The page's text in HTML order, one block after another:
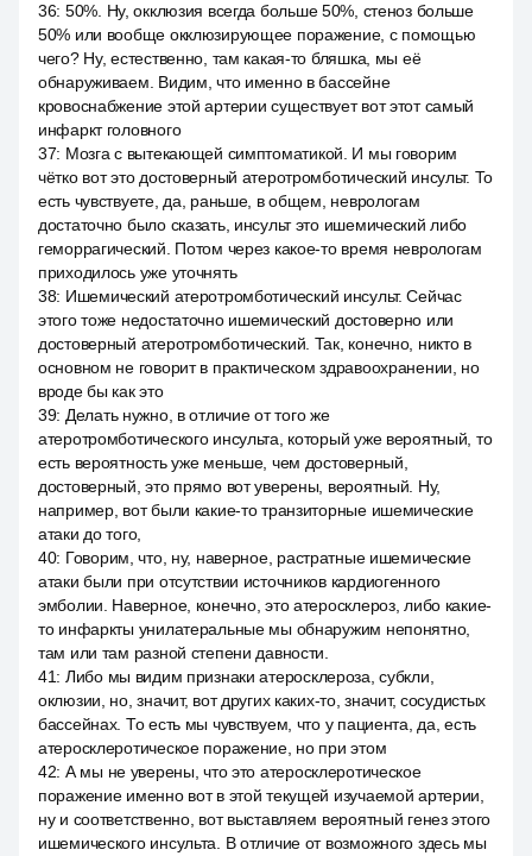
36: 50%. Ну, окклюзия всегда больше 50%, стеноз больше
50% или вообще окклюзирующее поражение, с помощью
чего? Ну, естественно, там какая-то бляшка, мы её
обнаруживаем. Видим, что именно в бассейне
кровоснабжение этой артерии существует вот этот самый
инфаркт головного
37: Мозга с вытекающей симптоматикой. И мы говорим
чётко вот это достоверный атеротромботический инсульт. То
есть чувствуете, да, раньше, в общем, неврологам
достаточно было сказать, инсульт это ишемический либо
геморрагический. Потом через какое-то время неврологам
приходилось уже уточнять
38: Ишемический атеротромботический инсульт. Сейчас
этого тоже недостаточно ишемический достоверно или
достоверный атеротромботический. Так, конечно, никто в
основном не говорит в практическом здравоохранении, но
вроде бы как это
39: Делать нужно, в отличие от того же
атеротромботического инсульта, который уже вероятный, то
есть вероятность уже меньше, чем достоверный,
достоверный, это прямо вот уверены, вероятный. Ну,
например, вот были какие-то транзиторные ишемические
атаки до того,
40: Говорим, что, ну, наверное, растратные ишемические
атаки были при отсутствии источников кардиогенного
эмболии. Наверное, конечно, это атеросклероз, либо какие-
то инфаркты унилатеральные мы обнаружим непонятно,
там или там разной степени давности.
41: Либо мы видим признаки атеросклероза, субкли,
оклюзии, но, значит, вот других каких-то, значит, сосудистых
бассейнах. То есть мы чувствуем, что у пациента, да, есть
атеросклеротическое поражение, но при этом
42: А мы не уверены, что это атеросклеротическое
поражение именно вот в этой текущей изучаемой артерии,
ну и соответственно, вот выставляем вероятный генез этого
ишемического инсульта. В отличие от возможного здесь мы